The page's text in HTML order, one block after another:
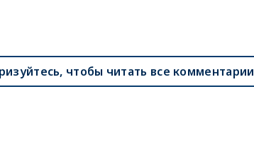
чтобы читать все комментарии